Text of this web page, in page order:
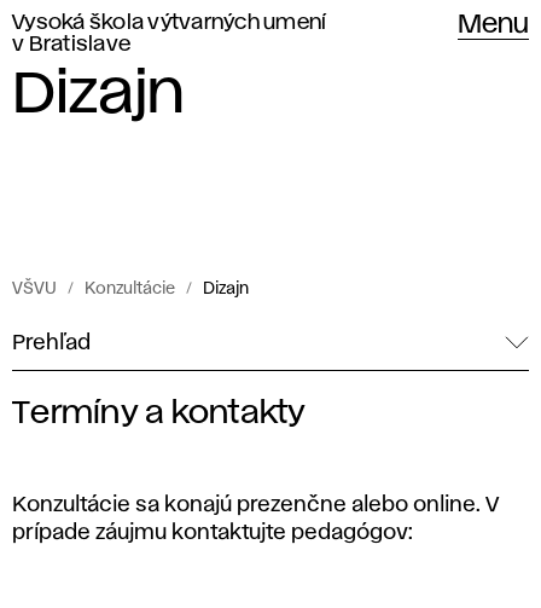
Vysoká škola výtvarných umení
v Bratislave
Menu
Dizajn
VŠVU Konzultácie Dizajn
Prehľad
K
o
n
Termíny a kontakty
Konzultácie sa konajú prezenčne alebo online. V
prípade záujmu kontaktujte pedagógov: